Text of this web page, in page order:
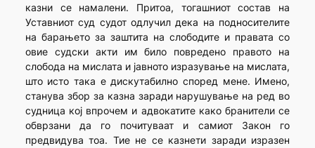
казни се намалени. Притоа, тогашниот состав на
Уставниот суд судот одлучил дека на подносителите
на барањето за заштита на слободите и правата со
овие судски акти им било повредено правото на
слобода на мислата и јавното изразување на мислата,
што исто така е дискутабилно според мене. Имено,
станува збор за казна заради нарушување на ред во
судница кој впрочем и адвокатите како бранители се
обврзани да го почитуваат и самиот Закон го
предвидува тоа. Тие не се казнети заради изразен